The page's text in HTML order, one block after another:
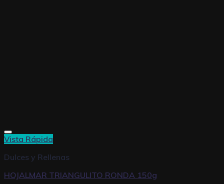
Vista Rápida
Dulces y Rellenas
HOJALMAR TRIANGULITO RONDA 150g